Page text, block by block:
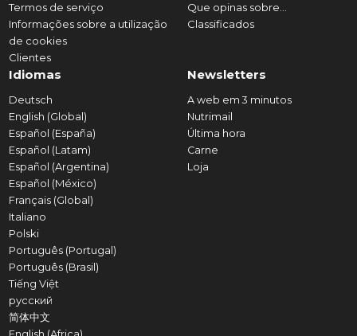
Termos de serviço
Informações sobre a utilização
de cookies
Clientes
Que opinas sobre...
Classificados
Idiomas
Deutsch
English (Global)
Español (España)
Español (Latam)
Español (Argentina)
Español (México)
Français (Global)
Italiano
Polski
Português (Portugal)
Português (Brasil)
Tiếng Việt
русский
简体中文
Newsletters
A web em 3 minutos
Nutrimail
Última hora
Carne
Loja